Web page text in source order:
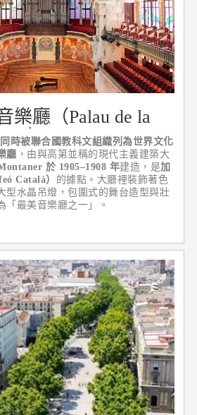
樂廳（Palau de la
）
時被聯合國教科文組織列為世界文化
廳 ，由與高第並稱的現代主義建築大
於 1905–1908 年建造，是加
Català） 的據點。大廳裡裝飾著色
型水晶吊燈，包圍式的舞台造型與壯
「最美音樂廳之一」。